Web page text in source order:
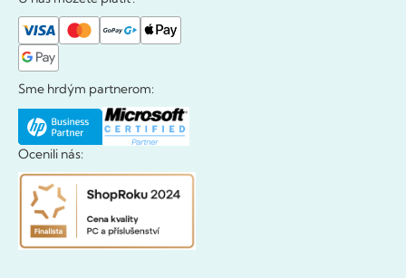
Sme hrdým partnerom:
Ocenili nás: